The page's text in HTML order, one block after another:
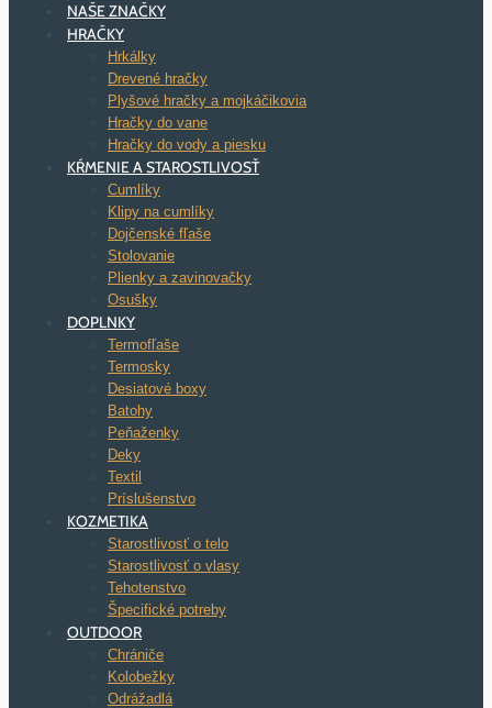
NAŠE ZNAČKY
HRAČKY
Hrkálky
Drevené hračky
Plyšové hračky a mojkáčikovia
Hračky do vane
Hračky do vody a piesku
KŔMENIE A STAROSTLIVOSŤ
Cumlíky
Klipy na cumlíky
Dojčenské fľaše
Stolovanie
Plienky a zavinovačky
Osušky
DOPLNKY
Termofľaše
Termosky
Desiatové boxy
Batohy
Peňaženky
Deky
Textil
Príslušenstvo
KOZMETIKA
Starostlivosť o telo
Starostlivosť o vlasy
Tehotenstvo
Špecifické potreby
OUTDOOR
Chrániče
Kolobežky
Odrážadlá